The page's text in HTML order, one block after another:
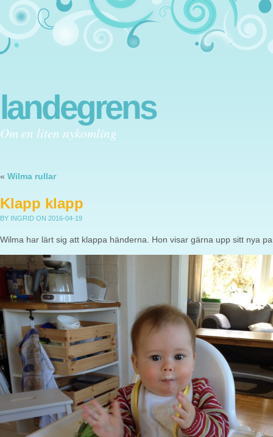
landegrens
Om en liten nykomling
« Wilma rullar
Klapp klapp
BY INGRID ON 2016-04-19
Wilma har lärt sig att klappa händerna. Hon visar gärna upp sitt nya